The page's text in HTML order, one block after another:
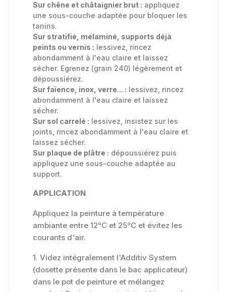
Sur chêne et châtaignier brut : appliquez
une sous-couche adaptée pour bloquer les
tanins.
Sur stratifié, mélaminé, supports déjà
peints ou vernis : lessivez, rincez
abondamment à l'eau claire et laissez
sécher. Egrenez (grain 240) légèrement et
dépoussiérez.
Sur faïence, inox, verre... : lessivez, rincez
abondamment à l'eau claire et laissez
sécher.
Sur sol carrelé : lessivez, insistez sur les
joints, rincez abondamment à l'eau claire et
laissez sécher.
Sur plaque de plâtre : dépoussiérez puis
appliquez une sous-couche adaptée au
support.
APPLICATION
Appliquez la peinture à température
ambiante entre 12°C et 25°C et évitez les
courants d'air.
1. Videz intégralement l'Additiv System
(dosette présente dans le bac applicateur)
dans le pot de peinture et mélangez